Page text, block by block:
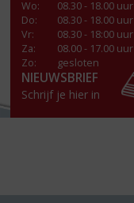
Wo:
08.30 - 18.00 uur
Do:
08.30 - 18.00 uur
Vr:
08.30 - 18:00 uur
Za:
08.00 - 17.00 uur
Zo:
gesloten
NIEUWSBRIEF
Schrijf je hier in